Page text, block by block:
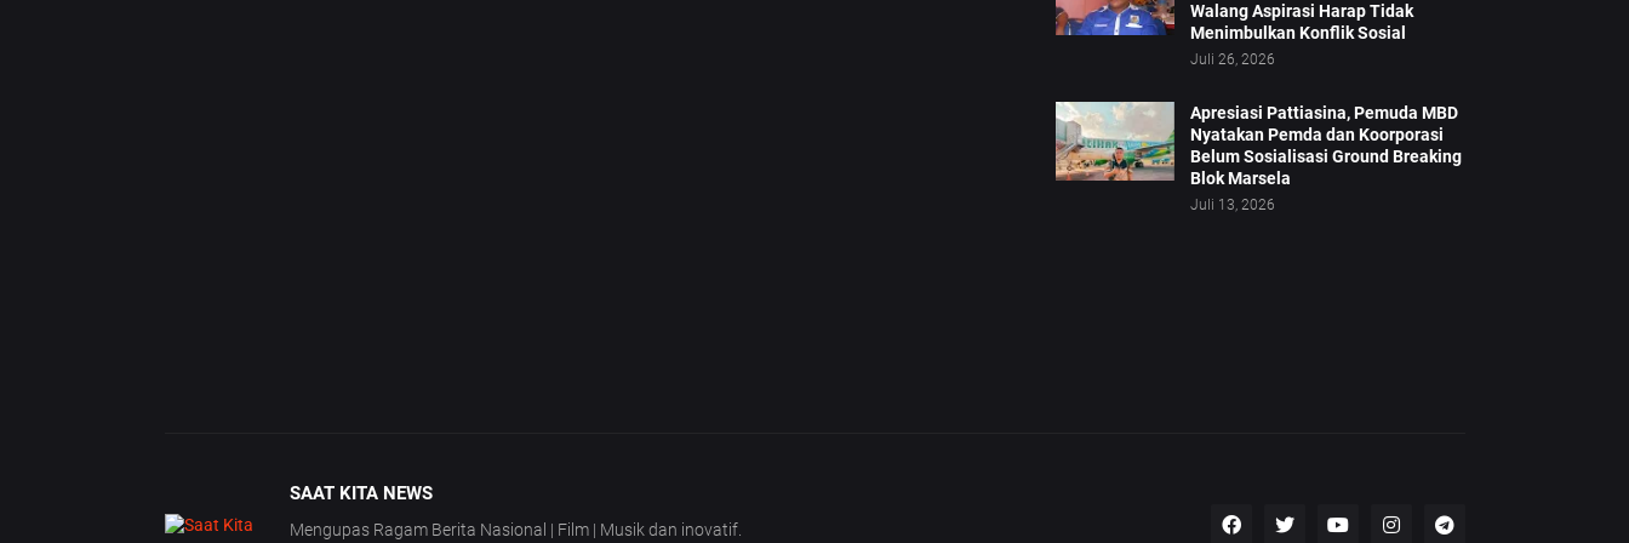
Walang Aspirasi Harap Tidak
Menimbulkan Konflik Sosial
Juli 26, 2026
Apresiasi Pattiasina, Pemuda MBD
Nyatakan Pemda dan Koorporasi
Belum Sosialisasi Ground Breaking
Blok Marsela
Juli 13, 2026
SAAT KITA NEWS
Mengupas Ragam Berita Nasional | Film | Musik dan inovatif.